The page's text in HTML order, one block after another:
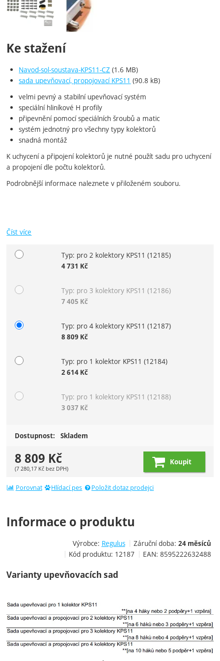
Ke stažení
Navod-sol-soustava-KPS11-CZ (1.6 MB)
sada upevňovací, propojovací KPS11 (90.8 kB)
velmi pevný a stabilní upevňovací systém
speciální hliníkové H profily
připevnění pomocí speciálních šroubů a matic
systém jednotný pro všechny typy kolektorů
snadná montáž
K uchycení a připojení kolektorů je nutné použít sadu pro uchycení
a propojení dle počtu kolektorů.
Podrobnější informace naleznete v přiloženém souboru.
Číst více
Vyberte variantuTyp: pro 2 kolektory KPS11(12185)
4 731 Kč
Typ: pro 3 kolektory KPS11(12186)
7 405 Kč
Typ: pro 4 kolektory KPS11(12187)
8 809 Kč
Typ: pro 1 kolektor KPS11(12184)
2 614 Kč
Typ: pro 1 kolektory KPS11(12188)
3 037 Kč
Dostupnost: Skladem
8 809 Kč
(7 280,17 Kč bez DPH)
Koupit
Porovnat Hlídací pes Položit dotaz prodejci
Informace o produktu
Výrobce: Regulus Záruční doba: 24 měsíců
Kód produktu: 12187 EAN: 8595222632488
Varianty upevňovacích sad